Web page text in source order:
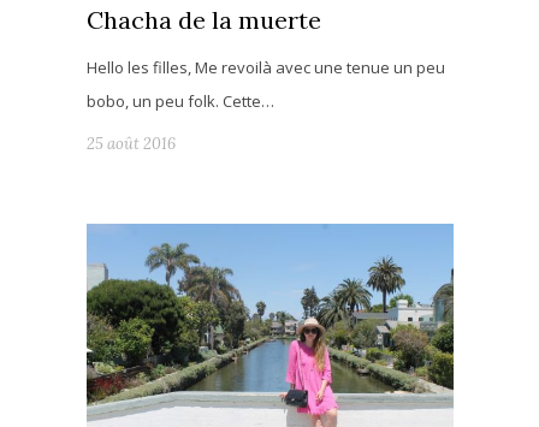
Chacha de la muerte
Hello les filles, Me revoilà avec une tenue un peu
bobo, un peu folk. Cette…
25 août 2016